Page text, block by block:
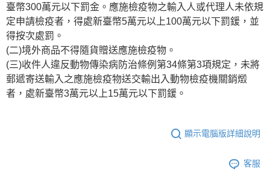
臺幣300萬元以下罰金。應施檢疫物之輸入人或代理人未依規
定申請檢疫者，得處新臺幣5萬元以上100萬元以下罰鍰，並
得按次處罰。
(二)境外商品不得隨貨贈送應施檢疫物。
(三)收件人違反動物傳染病防治條例第34條第3項規定，未將
郵遞寄送輸入之應施檢疫物送交輸出入動物檢疫機關銷燬
者，處新臺幣3萬元以上15萬元以下罰鍰。
顯示電腦版詳細說明
客服